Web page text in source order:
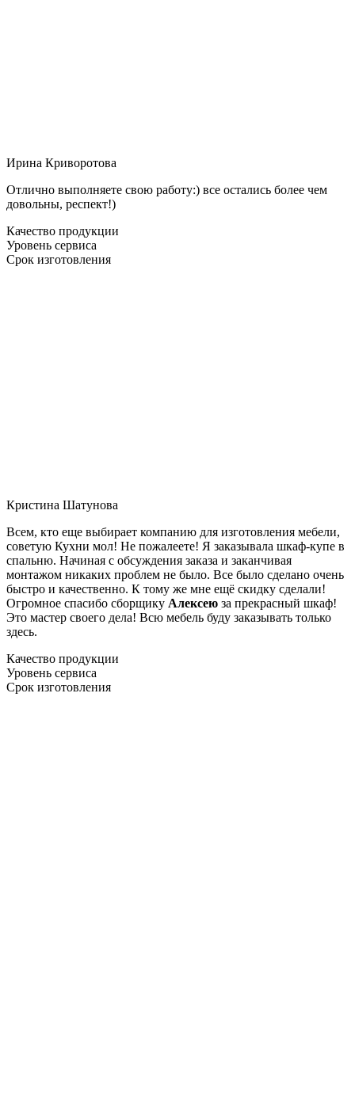
Ирина Криворотова
Отлично выполняете свою работу:) все остались более чем
довольны, респект!)
Качество продукции
Уровень сервиса
Срок изготовления
Кристина Шатунова
Всем, кто еще выбирает компанию для изготовления мебели,
советую Кухни мол! Не пожалеете! Я заказывала шкаф-купе в
спальню. Начиная с обсуждения заказа и заканчивая
монтажом никаких проблем не было. Все было сделано очень
быстро и качественно. К тому же мне ещё скидку сделали!
Огромное спасибо сборщику Алексею за прекрасный шкаф!
Это мастер своего дела! Всю мебель буду заказывать только
здесь.
Качество продукции
Уровень сервиса
Срок изготовления